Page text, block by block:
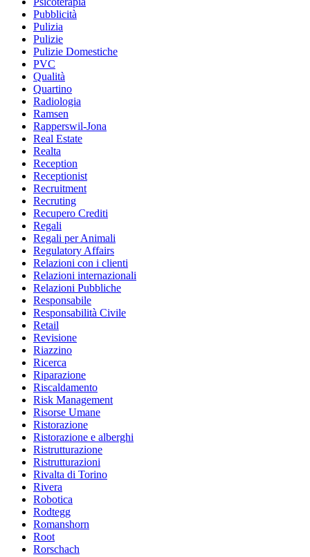
Pubblicità
Pulizia
Pulizie
Pulizie Domestiche
PVC
Qualità
Quartino
Radiologia
Ramsen
Rapperswil-Jona
Real Estate
Realta
Reception
Receptionist
Recruitment
Recruting
Recupero Crediti
Regali
Regali per Animali
Regulatory Affairs
Relazioni con i clienti
Relazioni internazionali
Relazioni Pubbliche
Responsabile
Responsabilità Civile
Retail
Revisione
Riazzino
Ricerca
Riparazione
Riscaldamento
Risk Management
Risorse Umane
Ristorazione
Ristorazione e alberghi
Ristrutturazione
Ristrutturazioni
Rivalta di Torino
Rivera
Robotica
Rodtegg
Romanshorn
Root
Rorschach